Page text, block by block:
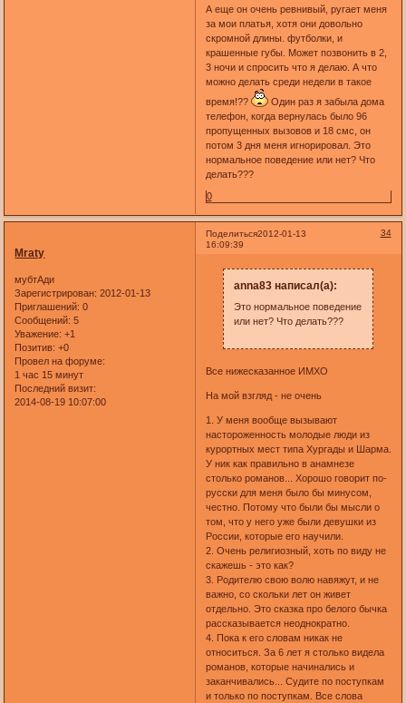
А еще он очень ревнивый, ругает меня
за мои платья, хотя они довольно
скромной длины. футболки, и
крашенные губы. Может позвонить в 2,
3 ночи и спросить что я делаю. А что
можно делать среди недели в такое
время!??
Один раз я забыла дома
телефон, когда вернулась было 96
пропущенных вызовов и 18 смс, он
потом 3 дня меня игнорировал. Это
нормальное поведение или нет? Что
делать???
0
Поделиться 34
2012-01-13
16:09:39
Mraty
мубтАди
Зарегистрирован: 2012-01-13
Приглашений: 0
Сообщений: 5
Уважение: +1
Позитив: +0
Провел на форуме:
1 час 15 минут
Последний визит:
2014-08-19 10:07:00
anna83 написал(а):
Это нормальное поведение
или нет? Что делать???
Все нижесказанное ИМХО
На мой взгляд - не очень
1. У меня вообще вызывают
настороженность молодые люди из
курортных мест типа Хургады и Шарма.
У ник как правильно в анамнезе
столько романов... Хорошо говорит по-
русски для меня было бы минусом,
честно. Потому что были бы мысли о
том, что у него уже были девушки из
России, которые его научили.
2. Очень религиозный, хоть по виду не
скажешь - это как?
3. Родителю свою волю навяжут, и не
важно, со скольки лет он живет
отдельно. Это сказка про белого бычка
рассказывается неоднократно.
4. Пока к его словам никак не
относиться. За 6 лет я столько видела
романов, которые начинались и
заканчивались... Судите по поступкам
и только по поступкам. Все слова